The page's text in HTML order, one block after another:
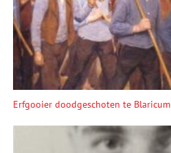
Erfgooier doodgeschoten te Blaricum